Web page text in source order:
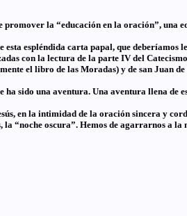
promover la “educación en la oración”, una
esta espléndida carta papal, que
con la lectura de la parte IV del
el libro de las Moradas) y de san Juan
sido una aventura. Una aventura llena de
en la intimidad de la oración sincera y
la “noche oscura”. Hemos de agarrarnos a